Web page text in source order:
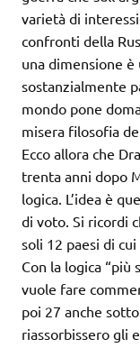
varietà di
confronti della
una dimensione
sostanzialmente
mondo pone
misera filosofia
Ecco allora che
trenta anni dopo
logica. L’idea è
di voto. Si ricordi
soli 12 paesi di
Con la logica “più
vuole fare
poi 27 anche
riassorbissero gli